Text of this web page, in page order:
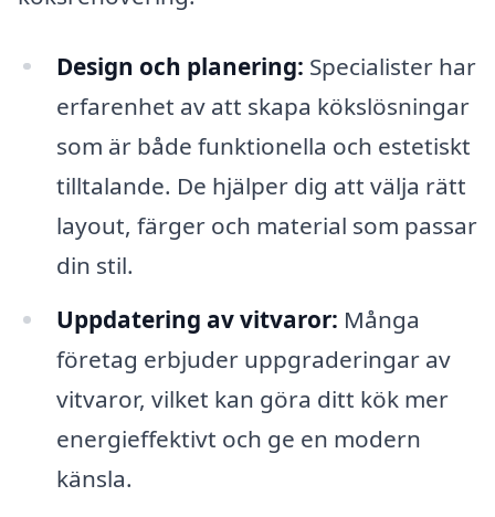
Design och planering: Specialister har
erfarenhet av att skapa kökslösningar
som är både funktionella och estetiskt
tilltalande. De hjälper dig att välja rätt
layout, färger och material som passar
din stil.
Uppdatering av vitvaror: Många
företag erbjuder uppgraderingar av
vitvaror, vilket kan göra ditt kök mer
energieffektivt och ge en modern
känsla.